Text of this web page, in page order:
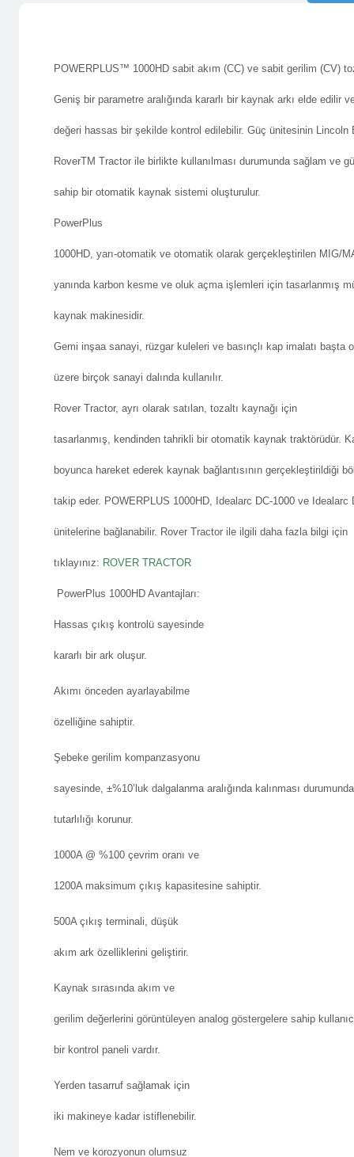
Şifre
şifreni
POWERPLUS™ 1000HD sabit akım (CC) ve sabit gerilim (CV)
Geniş bir parametre aralığında kararlı bir kaynak arkı elde edilir
değeri hassas bir şekilde kontrol edilebilir. Güç ünitesinin Lincoln
RoverTM Tractor ile birlikte kullanılması durumunda sağlam ve
sahip bir otomatik kaynak sistemi oluşturulur.
PowerPlus
1000HD, yarı-otomatik ve otomatik olarak gerçekleştirilen MIG/
yanında karbon kesme ve oluk açma işlemleri için tasarlanmış
kaynak makinesidir.
Gemi inşaa sanayi, rüzgar kuleleri ve basınçlı kap imalatı başta
üzere birçok sanayi dalında kullanılır.
Rover Tractor, ayrı olarak satılan, tozaltı kaynağı için
tasarlanmış, kendinden tahrikli bir otomatik kaynak traktörüdür.
boyunca hareket ederek kaynak bağlantısının gerçekleştirildiği
takip eder. POWERPLUS 1000HD, Idealarc DC-1000 ve Idealarc
ünitelerine bağlanabilir. Rover Tractor ile ilgili daha fazla bilgi için
tıklayınız: ROVER TRACTOR
PowerPlus 1000HD Avantajları:
Hassas çıkış kontrolü sayesinde
kararlı bir ark oluşur.
Akımı önceden ayarlayabilme
özelliğine sahiptir.
Şebeke gerilim kompanzasyonu
sayesinde, ±%10’luk dalgalanma aralığında kalınması
tutarlılığı korunur.
1000A @ %100 çevrim oranı ve
1200A maksimum çıkış kapasitesine sahiptir.
500A çıkış terminali, düşük
akım ark özelliklerini geliştirir.
Kaynak sırasında akım ve
gerilim değerlerini görüntüleyen analog göstergelere sahip
bir kontrol paneli vardır.
Yerden tasarruf sağlamak için
iki makineye kadar istiflenebilir.
Nem ve korozyonun olumsuz